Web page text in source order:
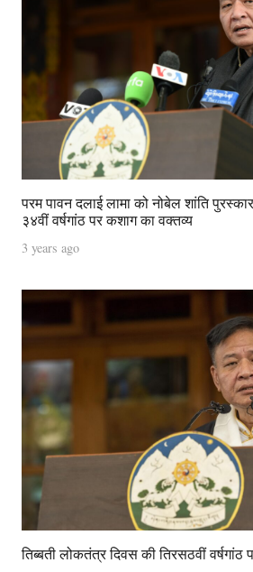
परम पावन दलाई लामा को नोबेल शांति
३४वीं वर्षगांठ पर कशाग का वक्तव्य
3 years ago
तिब्बती लोकतंत्र दिवस की तिरसठवीं